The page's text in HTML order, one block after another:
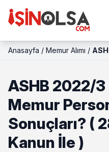
Anasayfa / Memur Alımı /
ASHB 2022/
Memur
Sonuçları? (
Kanun İle )